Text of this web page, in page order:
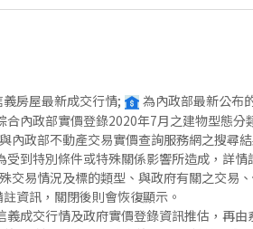
義房屋最新成交行情; 為內政部最新公布
合內政部實價登錄2020年7月之建物型態
內政部不動產交易實價查詢服務網之搜尋
受到特別條件或特殊關係影響所造成，詳
交易情況及標的類型、與政府有關之交易
資訊，關閉後則會恢復顯示。
義成交行情及政府實價登錄資訊推估，再